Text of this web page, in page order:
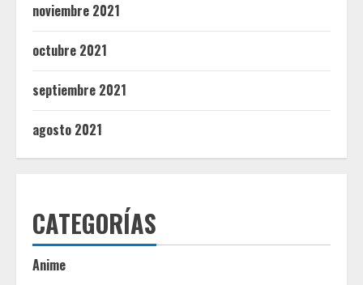
noviembre 2021
octubre 2021
septiembre 2021
agosto 2021
CATEGORÍAS
Anime